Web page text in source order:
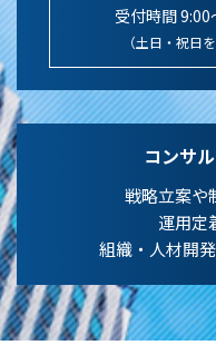
受付時間 9:00
（土日・祝日を
コンサ
戦略立案や
運用定
組織・人材開